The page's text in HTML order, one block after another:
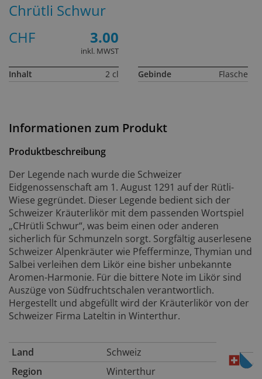
Informationen zum Produkt
Produktbeschreibung
Der Legende nach wurde die Schweizer
Eidgenossenschaft am 1. August 1291 auf der Rütli-
Wiese gegründet. Dieser Legende bedient sich der
Schweizer Kräuterlikör mit dem passenden Wortspiel
„CHrütli Schwur“, was beim einen oder anderen
sicherlich für Schmunzeln sorgt. Sorgfältig auserlesene
Schweizer Alpenkräuter wie Pfefferminze, Thymian und
Salbei verleihen dem Likör eine bisher unbekannte
Aromen-Harmonie. Für die bittere Note im Likör sind
Auszüge von Südfruchtschalen verantwortlich.
Hergestellt und abgefüllt wird der Kräuterlikör von der
Schweizer Firma Lateltin in Winterthur.
Land
Schweiz
Region
Winterthur
Chrütli Schwur
CHF
3.00
inkl. MWST
Inhalt 2 cl Gebinde Flasche